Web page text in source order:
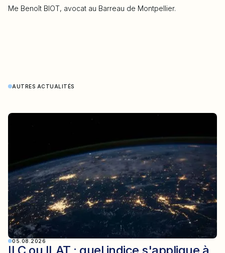
Me Benoît BIOT, avocat au Barreau de Montpellier.
AUTRES ACTUALITÉS
05.08.2026